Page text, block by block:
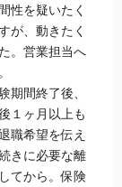
性を疑いたく
が、動きたく
。営業担当へ
期間終了後、
１ヶ月以上も
職希望を伝え
きに必要な離
てから。保険